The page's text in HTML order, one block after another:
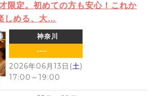
限定。初めての方も安心！これか
しめる、大…
神奈川
----
2026年06月13日(土)
17:00 ～ 19:00